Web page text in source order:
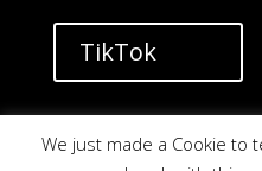
TikTok
YouTube
We just made a Cookie to